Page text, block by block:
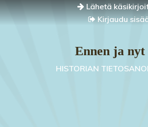
Lähetä
Kirjaudu
Ennen ja nyt
HISTORIAN